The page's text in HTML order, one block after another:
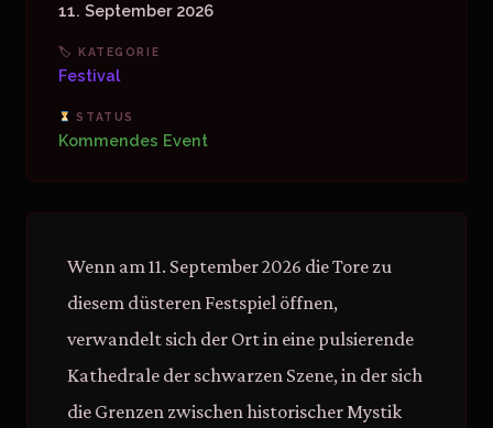
11. September 2026
🏷 KATEGORIE
Festival
STATUS
Kommendes Event
Wenn am 11. September 2026 die Tore zu
diesem düsteren Festspiel öffnen,
verwandelt sich der Ort in eine pulsierende
Kathedrale der schwarzen Szene, in der sich
die Grenzen zwischen historischer Mystik